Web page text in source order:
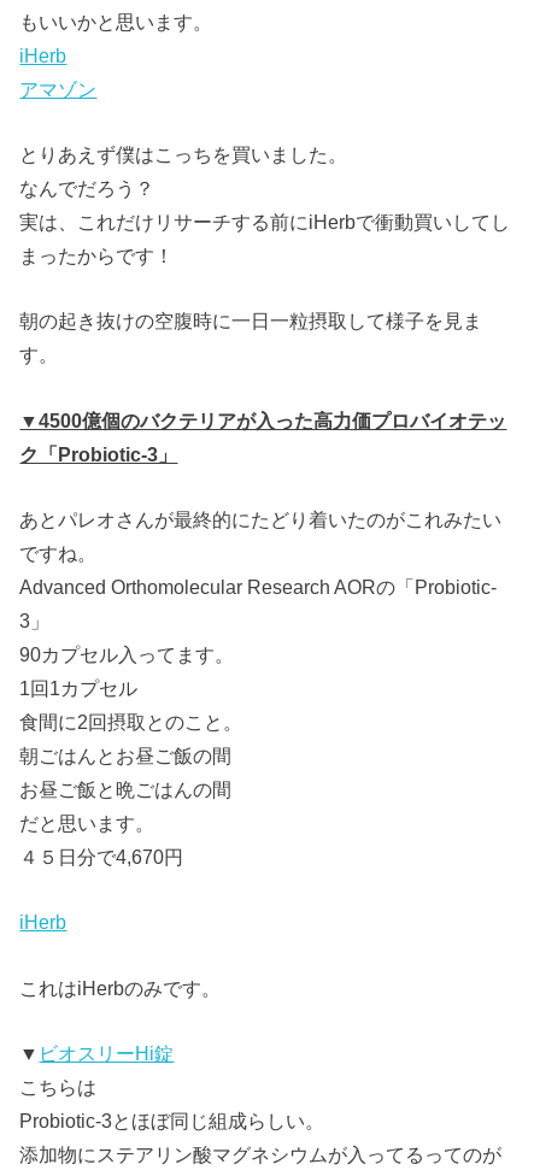
もいいかと思います。
iHerb
アマゾン
とりあえず僕はこっちを買いました。
なんでだろう？
実は、これだけリサーチする前にiHerbで衝動買いしてし
まったからです！
朝の起き抜けの空腹時に一日一粒摂取して様子を見ま
す。
▼4500億個のバクテリアが入った高力価プロバイオテッ
ク「Probiotic-3」
あとパレオさんが最終的にたどり着いたのがこれみたい
ですね。
Advanced Orthomolecular Research AORの「Probiotic-
3」
90カプセル入ってます。
1回1カプセル
食間に2回摂取とのこと。
朝ごはんとお昼ご飯の間
お昼ご飯と晩ごはんの間
だと思います。
４５日分で4,670円
iHerb
これはiHerbのみです。
▼ ビオスリーHi錠
こちらは
Probiotic-3とほぼ同じ組成らしい。
添加物にステアリン酸マグネシウムが入ってるってのが